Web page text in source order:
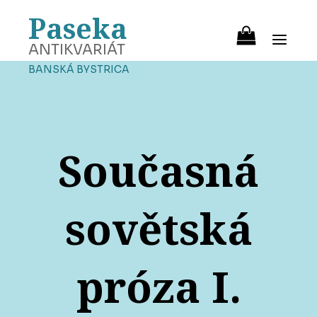
Paseka
ANTIKVARIÁT
BANSKÁ BYSTRICA
Současná
sovětská
próza I.